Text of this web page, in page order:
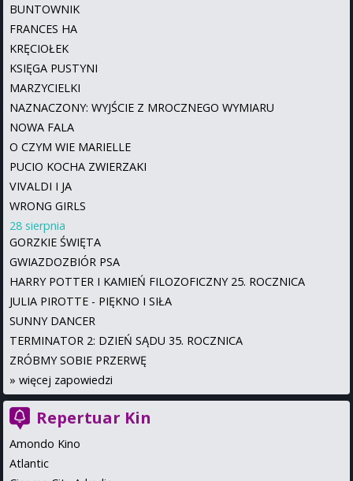
BUNTOWNIK
FRANCES HA
KRĘCIOŁEK
KSIĘGA PUSTYNI
MARZYCIELKI
NAZNACZONY: WYJŚCIE Z MROCZNEGO WYMIARU
NOWA FALA
O CZYM WIE MARIELLE
PUCIO KOCHA ZWIERZAKI
VIVALDI I JA
WRONG GIRLS
28 sierpnia
GORZKIE ŚWIĘTA
GWIAZDOZBIÓR PSA
HARRY POTTER I KAMIEŃ FILOZOFICZNY 25. ROCZNICA
JULIA PIROTTE - PIĘKNO I SIŁA
SUNNY DANCER
TERMINATOR 2: DZIEŃ SĄDU 35. ROCZNICA
ZRÓBMY SOBIE PRZERWĘ
» więcej zapowiedzi
Repertuar Kin
Amondo Kino
Atlantic